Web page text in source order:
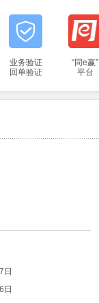
业务验证
回单验证
“同e赢”
平台
日
日